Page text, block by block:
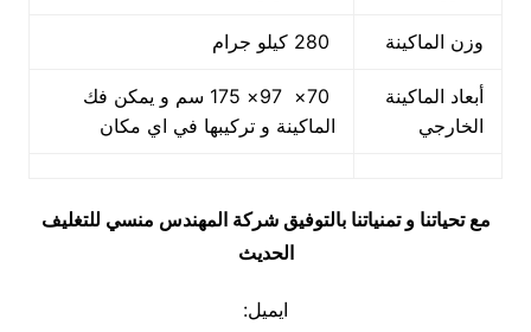
وزن الماكينة
أبعاد الماكينة
الخارجي
70× 97× 175 سم و يمكن فك
الماكينة و تركيبها في اي مكان
مع تحياتنا و تمنياتنا بالتوفيق شركة المهندس منسي للتغليف
الحديث
ايميل: